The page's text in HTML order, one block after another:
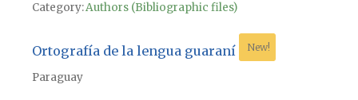
Category:Authors (Bibliographic files)
Ortografía de la lengua guaraní New!
Paraguay